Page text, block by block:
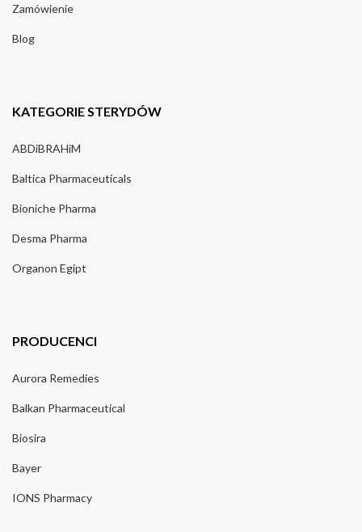
Zamówienie
Blog
KATEGORIE STERYDÓW
ABDiBRAHiM
Baltica Pharmaceuticals
Bioniche Pharma
Desma Pharma
Organon Egipt
PRODUCENCI
Aurora Remedies
Balkan Pharmaceutical
Biosira
Bayer
IONS Pharmacy